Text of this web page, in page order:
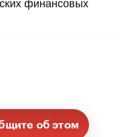
финансовых
об этом